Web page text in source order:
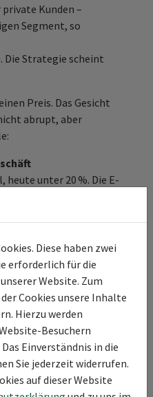
Kunden –
Segment, so
Strategie scheint
Preis. Das Gesicht
abrupt, aber
heute unter 20 %. Die E-
Sichtbarkeit im
der Mercedes-
– primär an große
Marken-/Modell- und
wurden
ersetzen
Diese haben zwei
erforderlich für die
Website. Zum
Cookies unsere Inhalte
Hierzu werden
Besuchern
Einverständnis in die
Sie jederzeit widerrufen.
auf dieser Website